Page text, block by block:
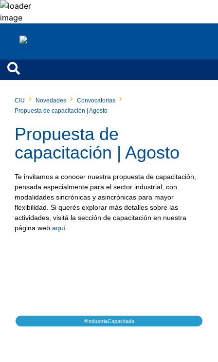
CIU Novedades
Convocatorias
Propuesta de capacitación | Agosto
Propuesta de
capacitación | Agosto
Te invitamos a conocer nuestra propuesta de capacitación,
pensada especialmente para el sector industrial, con
modalidades sincrónicas y asincrónicas para mayor
flexibilidad. Si querés explorar más detalles sobre las
actividades, visitá la sección de capacitación en nuestra
página web aquí.
#IndustriaCapacitada